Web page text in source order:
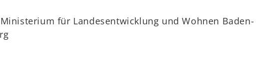
für Landesentwicklung und Wohnen Baden-